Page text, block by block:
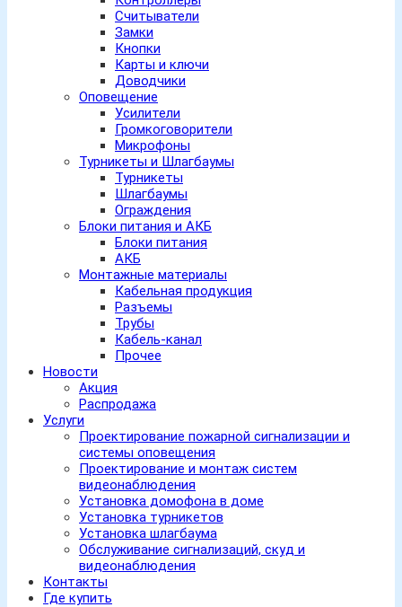
Считыватели
Замки
Кнопки
Карты и ключи
Доводчики
Оповещение
Усилители
Громкоговорители
Микрофоны
Турникеты и Шлагбаумы
Турникеты
Шлагбаумы
Ограждения
Блоки питания и АКБ
Блоки питания
АКБ
Монтажные материалы
Кабельная продукция
Разъемы
Трубы
Кабель-канал
Прочее
Новости
Акция
Распродажа
Услуги
Проектирование пожарной сигнализации и
системы оповещения
Проектирование и монтаж систем
видеонаблюдения
Установка домофона в доме
Установка турникетов
Установка шлагбаума
Обслуживание сигнализаций, скуд и
видеонаблюдения
Контакты
Где купить